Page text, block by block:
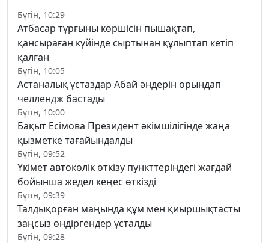
Бүгін, 10:29
Атбасар тұрғыны көршісін пышақтап,
қансыраған күйінде сыртынан құлыптап кетіп
қалған
Бүгін, 10:05
Астаналық ұстаздар Абай әндерін орындап
челлендж бастады
Бүгін, 10:00
Бақыт Есімова Президент әкімшілігінде жаңа
қызметке тағайындалды
Бүгін, 09:52
Үкімет автокөлік өткізу пункттеріндегі жағдай
бойынша жедел кеңес өткізді
Бүгін, 09:39
Талдықорған маңында құм мен қиыршықтасты
заңсыз өндіргендер ұсталды
Бүгін, 09:28